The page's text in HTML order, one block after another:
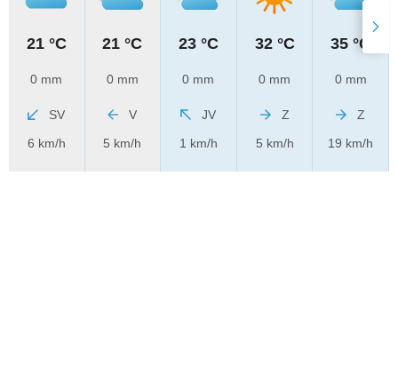
21 °C
0 mm
SV
6 km/h
21 °C
0 mm
V
5 km/h
23 °C
0 mm
JV
1 km/h
32 °C
0 mm
Z
5 km/h
35 °C
0 mm
Z
19 km/h